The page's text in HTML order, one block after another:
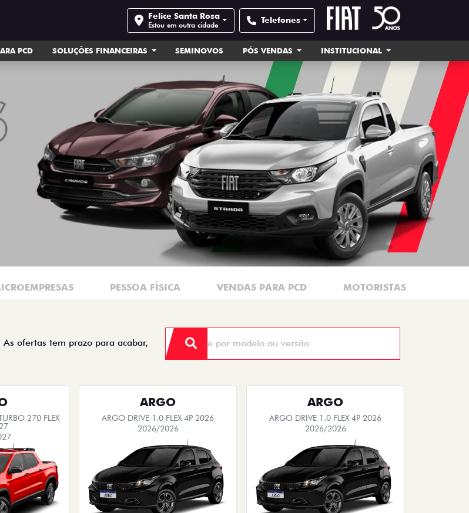
Felice Santa Rosa
Estou em outra cidade Telefones
PCD SOLUÇÕES FINANCEIRAS SEMINOVOS PÓS VENDAS INSTITUCIONAL
PESSOA FÍSICA VENDAS PARA PCD MOTORISTAS DE
ofertas tem prazo para acabar,
270 FLEX
ARGO
ARGO DRIVE 1.0 FLEX 4P 2026
2026/2026
ARGO
ARGO DRIVE 1.0 FLEX 4P 2026
2026/2026